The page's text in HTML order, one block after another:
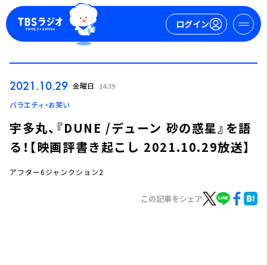
ログイン
ログイン
2021.10.29 金曜日 14:39
バラエティ・お笑い
宇多丸、『DUNE /デューン 砂の惑星』を語
る！【映画評書き起こし 2021.10.29放送】
アフター6ジャンクション2
この記事をシェア